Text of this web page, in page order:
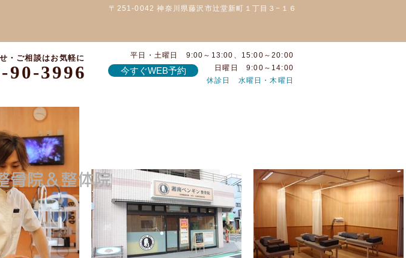
〒251-0042 神奈川県藤沢市辻堂新町１丁目３−１６
90-3996
・ご相談はお気軽に
平日・土曜日 9:00～13:00、15:00～20:00
日曜日 9:00～14:00
休診日 水曜日・木曜日
今すぐWEB予約
骨院＆整体院